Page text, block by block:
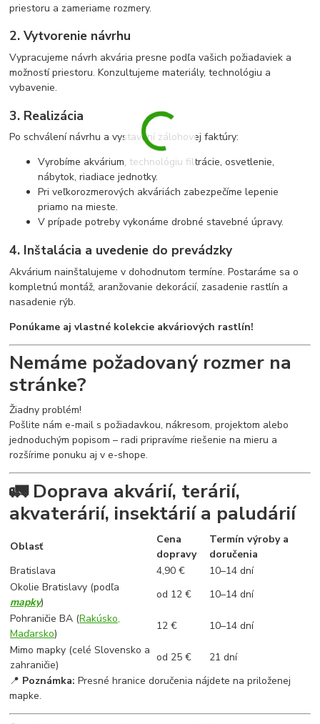
priestoru a zameriame rozmery.
2. Vytvorenie návrhu
Vypracujeme návrh akvária presne podľa vašich požiadaviek a
možností priestoru. Konzultujeme materiály, technológiu a
vybavenie.
3. Realizácia
Po schválení návrhu a vystavení zálohovej faktúry:
Vyrobíme akvárium, technológiu filtrácie, osvetlenie,
nábytok, riadiace jednotky.
Pri veľkorozmerových akváriách zabezpečíme lepenie
priamo na mieste.
V prípade potreby vykonáme drobné stavebné úpravy.
4. Inštalácia a uvedenie do prevádzky
Akvárium nainštalujeme v dohodnutom termíne. Postaráme sa o
kompletnú montáž, aranžovanie dekorácií, zasadenie rastlín a
nasadenie rýb.
Ponúkame aj vlastné kolekcie akváriových rastlín!
Nemáme požadovaný rozmer na
stránke?
Žiadny problém!
Pošlite nám e-mail s požiadavkou, nákresom, projektom alebo
jednoduchým popisom – radi pripravíme riešenie na mieru a
rozšírime ponuku aj v e-shope.
🚛 Doprava akvárií, terárií,
akvaterárií, insektárií a paludárií
Oblasť
Cena
dopravy
Termín výroby a
doručenia
Bratislava
4,90 €
10–14 dní
Okolie Bratislavy (podľa
mapky)
od 12 €
10–14 dní
Pohraničie BA (Rakúsko,
Maďarsko)
12 €
10–14 dní
Mimo mapky (celé Slovensko a
zahraničie)
od 25 €
21 dní
📍 Poznámka: Presné hranice doručenia nájdete na priloženej
mapke.